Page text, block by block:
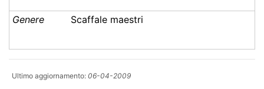
Genere Scaffale maestri
Ultimo aggiornamento: 06-04-2009